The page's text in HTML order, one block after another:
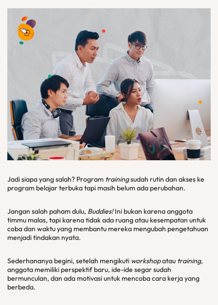
Jadi siapa yang salah? Program trainingsudah rutin dan akses ke
program belajar terbuka tapi masih belum ada perubahan.
Jangan salah paham dulu, Buddies!Ini bukan karena anggota
timmu malas, tapi karena tidak ada ruang atau kesempatan untuk
coba dan waktu yang membantu mereka mengubah pengetahuan
menjadi tindakan nyata.
Sederhananya begini, setelah mengikuti workshopatau training,
anggota memiliki perspektif baru, ide-ide segar sudah
bermunculan, dan ada motivasi untuk mencoba cara kerja yang
berbeda.